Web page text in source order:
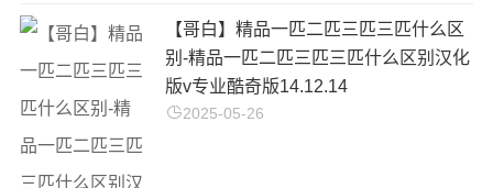
【哥白】精品一匹二匹三匹三匹什么区
别-精品一匹二匹三匹三匹什么区别汉化
版v专业酷奇版14.12.14
2025-05-26